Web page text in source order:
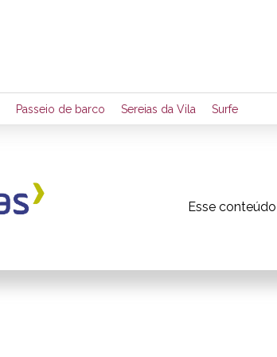
Preencha seus dados para
de eventos e notícias da região.
Quero
Passeio de barco Sereias da Vila Surfe
Esse